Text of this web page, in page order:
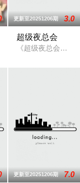
年11月11日在民视
更新至20251206期 3.0
超级夜总会
《超级夜总会》
更新至20251206期 7.0